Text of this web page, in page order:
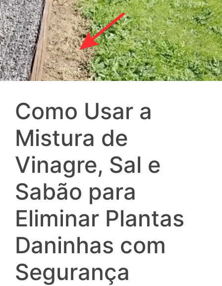
Como Usar a
Mistura de
Vinagre, Sal e
Sabão para
Eliminar Plantas
Daninhas com
Segurança